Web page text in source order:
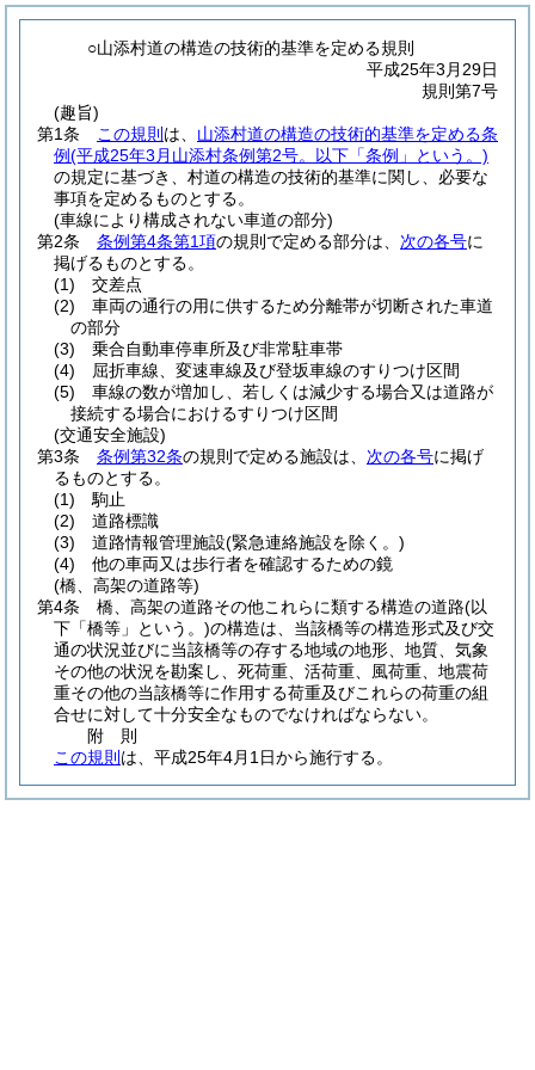
○山添村道の構造の技術的基準を定める規則
平成25年3月29日
規則第7号
(趣旨)
第1条
この規則 は、 山添村道の構造の技術的基準を定める条
例(平成25年3月山添村条例第2号。以下「条例」という。)
の規定に基づき、村道の構造の技術的基準に関し、必要な
事項を定めるものとする。
(車線により構成されない車道の部分)
第2条
条例第4条第1項の規則で定める部分は、 次の各号に
掲げるものとする。
(1)
交差点
(2)
車両の通行の用に供するため分離帯が切断された車道
の部分
(3)
乗合自動車停車所及び非常駐車帯
(4)
屈折車線、変速車線及び登坂車線のすりつけ区間
(5)
車線の数が増加し、若しくは減少する場合又は道路が
接続する場合におけるすりつけ区間
(交通安全施設)
第3条
条例第32条の規則で定める施設は、 次の各号に掲げ
るものとする。
(1)
駒止
(2)
道路標識
(3)
道路情報管理施設(緊急連絡施設を除く。)
(4)
他の車両又は歩行者を確認するための鏡
(橋、高架の道路等)
第4条
橋、高架の道路その他これらに類する構造の道路(以
下「橋等」という。)の構造は、当該橋等の構造形式及び交
通の状況並びに当該橋等の存する地域の地形、地質、気象
その他の状況を勘案し、死荷重、活荷重、風荷重、地震荷
重その他の当該橋等に作用する荷重及びこれらの荷重の組
合せに対して十分安全なものでなければならない。
附 則
この規則 は、平成25年4月1日から施行する。